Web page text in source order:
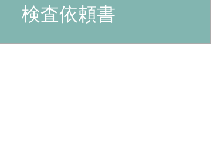
検査依頼書